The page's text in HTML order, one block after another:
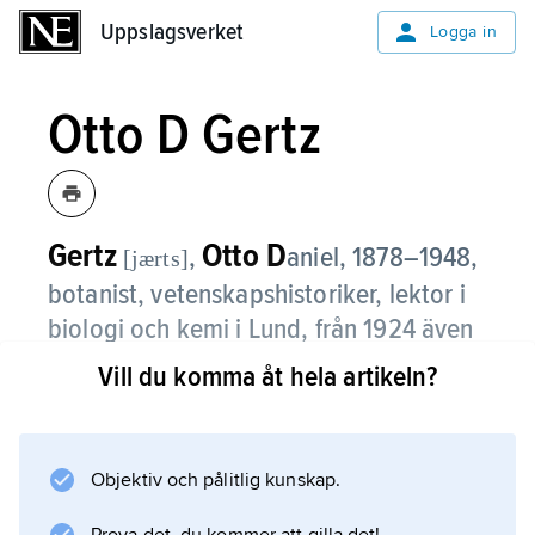
Uppslagsverket Logga in
Otto D Gertz
Gertz [jærts], Otto Daniel, 1878–1948,
botanist, vetenskapshistoriker, lektor i
biologi och kemi i Lund, från 1924 även
bibliotekarie vid Lunds universitets
arbeten, men även i anatomi och inom
Vill du komma åt hela artikeln?
Objektiv och pålitlig kunskap.